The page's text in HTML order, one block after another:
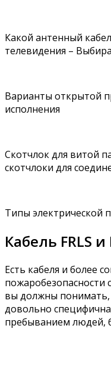
Какой антенный
телевидения –
Варианты открытой
исполнения
Скотчлок для витой
скотчлоки для
Типы электрической
Кабель FRLS и
Есть кабеля и более
пожаробезопасности
вы должны понимать,
довольно
пребыванием людей,